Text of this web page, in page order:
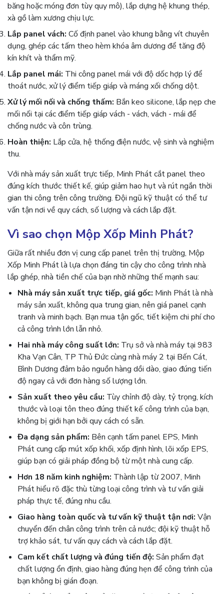
băng hoặc móng đơn tùy quy mô), lắp dựng hệ khung thép,
xà gồ làm xương chịu lực.
Lắp panel vách: Cố định panel vào khung bằng vít chuyên
dụng, ghép các tấm theo hèm khóa âm dương để tăng độ
kín khít và thẩm mỹ.
Lắp panel mái: Thi công panel mái với độ dốc hợp lý để
thoát nước, xử lý điểm tiếp giáp và máng xối chống dột.
Xử lý mối nối và chống thấm: Bắn keo silicone, lắp nẹp che
mối nối tại các điểm tiếp giáp vách - vách, vách - mái để
chống nước và côn trùng.
Hoàn thiện: Lắp cửa, hệ thống điện nước, vệ sinh và nghiệm
thu.
Với nhà máy sản xuất trực tiếp, Minh Phát cắt panel theo
đúng kích thước thiết kế, giúp giảm hao hụt và rút ngắn thời
gian thi công trên công trường. Đội ngũ kỹ thuật có thể tư
vấn tận nơi về quy cách, số lượng và cách lắp đặt.
Vì sao chọn Mộp Xốp Minh Phát?
Giữa rất nhiều đơn vị cung cấp panel trên thị trường, Mộp
Xốp Minh Phát là lựa chọn đáng tin cậy cho công trình nhà
lắp ghép, nhà tiền chế của bạn nhờ những thế mạnh sau:
Nhà máy sản xuất trực tiếp, giá gốc: Minh Phát là nhà
máy sản xuất, không qua trung gian, nên giá panel cạnh
tranh và minh bạch. Bạn mua tận gốc, tiết kiệm chi phí cho
cả công trình lớn lẫn nhỏ.
Hai nhà máy công suất lớn: Trụ sở và nhà máy tại 983
Kha Vạn Cân, TP Thủ Đức cùng nhà máy 2 tại Bến Cát,
Bình Dương đảm bảo nguồn hàng dồi dào, giao đúng tiến
độ ngay cả với đơn hàng số lượng lớn.
Sản xuất theo yêu cầu: Tùy chỉnh độ dày, tỷ trọng, kích
thước và loại tôn theo đúng thiết kế công trình của bạn,
không bị giới hạn bởi quy cách có sẵn.
Đa dạng sản phẩm: Bên cạnh tấm panel EPS, Minh
Phát cung cấp mút xốp khối, xốp định hình, lõi xốp EPS,
giúp bạn có giải pháp đồng bộ từ một nhà cung cấp.
Hơn 18 năm kinh nghiệm: Thành lập từ 2007, Minh
Phát hiểu rõ đặc thù từng loại công trình và tư vấn giải
pháp thực tế, đúng nhu cầu.
Giao hàng toàn quốc và tư vấn kỹ thuật tận nơi: Vận
chuyển đến chân công trình trên cả nước; đội kỹ thuật hỗ
trợ khảo sát, tư vấn quy cách và cách lắp đặt.
Cam kết chất lượng và đúng tiến độ: Sản phẩm đạt
chất lượng ổn định, giao hàng đúng hẹn để công trình của
bạn không bị gián đoạn.